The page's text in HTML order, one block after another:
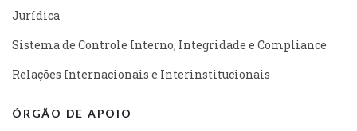
Jurídica
Sistema de Controle Interno, Integridade e Compliance
Relações Internacionais e Interinstitucionais
ÓRGÃO DE APOIO